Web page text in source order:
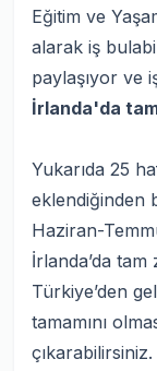
Eğitim ve
alarak iş
paylaşıyor ve
İrlanda'da tam
Yukarıda 25
eklendiğinden
Haziran-
İrlanda’da tam
Türkiye’den
tamamını
çıkarabilirsiniz.